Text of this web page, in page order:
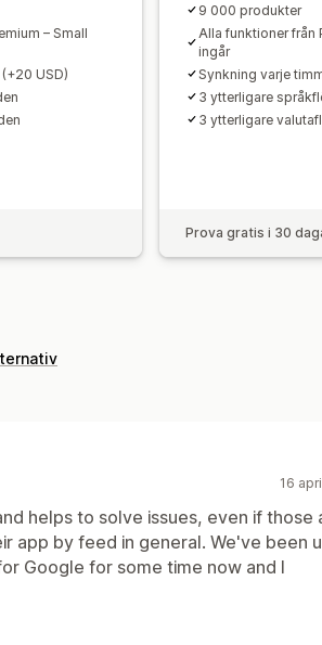
– Small
USD)
9 000 produkter
Alla funktioner från
ingår
Synkning varje
3 ytterligare
3 ytterligare
Prova gratis i 30
16
helps to solve issues, even if those
app by feed in general. We've been
Google for some time now and I